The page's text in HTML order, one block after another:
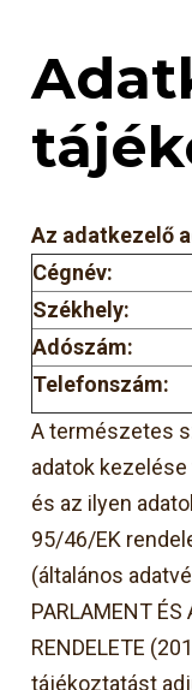
Az adatkezelő
Cégnév:
Székhely:
Adószám:
Telefonszám:
A természetes
adatok
és az ilyen
95/46/EK
(általános
PARLAMENT
RENDELETE
tájékoztatást